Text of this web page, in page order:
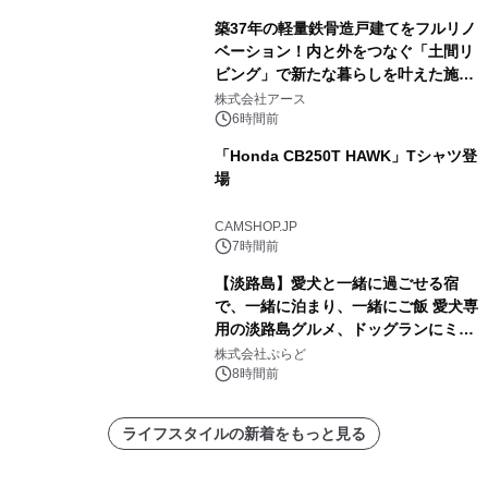
築37年の軽量鉄骨造戸建てをフルリノ
ベーション！内と外をつなぐ「土間リ
ビング」で新たな暮らしを叶えた施工
事例を株式会社アースが公開
株式会社アース
6時間前
「Honda CB250T HAWK」Tシャツ登
場
CAMSHOP.JP
7時間前
【淡路島】愛犬と一緒に過ごせる宿
で、一緒に泊まり、一緒にご飯 愛犬専
用の淡路島グルメ、ドッグランにミニ
プール グランピングとトレーラーハウ
スの2施設で
株式会社ぷらど
8時間前
ライフスタイルの新着をもっと見る